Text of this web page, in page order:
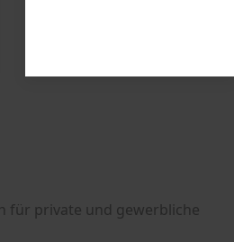
für private und gewerbliche